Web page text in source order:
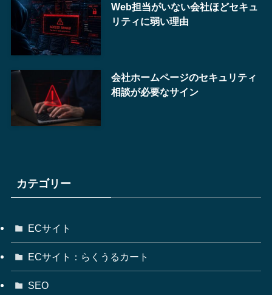
Web担当がいない会社ほどセキュ
リティに弱い理由
会社ホームページのセキュリティ
相談が必要なサイン
カテゴリー
ECサイト
ECサイト：らくうるカート
SEO